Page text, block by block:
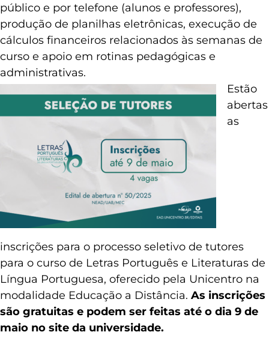
público e por telefone (alunos e professores),
produção de planilhas eletrônicas, execução de
cálculos financeiros relacionados às semanas de
curso e apoio em rotinas pedagógicas e
administrativas.
Estão
abertas
as
inscrições para o processo seletivo de tutores
para o curso de Letras Português e Literaturas de
Língua Portuguesa, oferecido pela Unicentro na
modalidade Educação a Distância. As inscrições
são gratuitas e podem ser feitas até o dia 9 de
maio no site da universidade.